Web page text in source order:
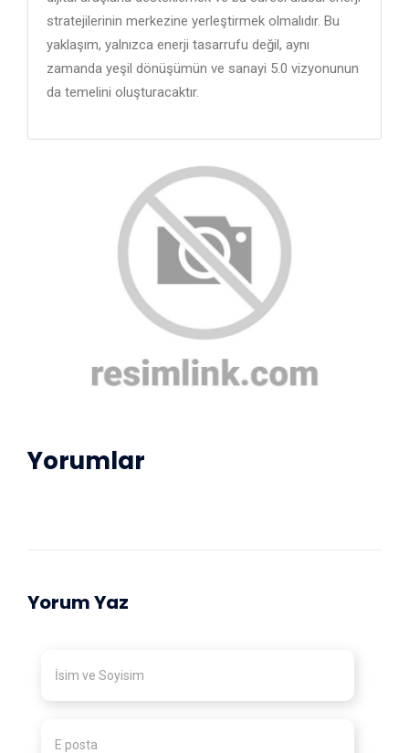
stratejilerinin merkezine yerleştirmek olmalıdır. Bu
yaklaşım, yalnızca enerji tasarrufu değil, aynı
zamanda yeşil dönüşümün ve sanayi 5.0 vizyonunun
da temelini oluşturacaktır.
Yorumlar
Yorum Yaz